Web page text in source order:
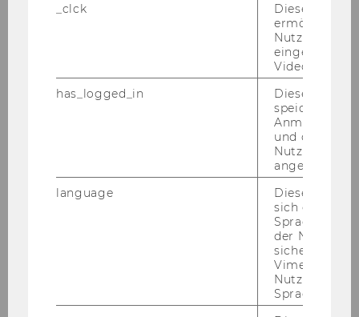
se, the HEC Lau­sanne has a very good re­
pu­ta­ti­on, thus, cour­ses are a bit tough,
but ever­ything well or­ga­ni­zed and a
more per­so­nal at­mo­s­phe­re to the pro­fes­
sors. Ad­di­tio­nal­ly, you can im­pro­ve your
French skills by par­ti­ci­pa­ting at free lan­
guage cour­ses. The ESN of­fers a mas­si­ve
pro­gram of dif­fe­rent ac­ti­vi­ties or trips
every sin­gle week. One high­light was for
sure the weekend trip to Zer­matt (just
think of the logo of To­ble­ro­ne (the Mat­
ter­horn). So, I spent an ama­zing time
there, I would de­fi­ni­te­ly like to go back to
Lau­sanne and also Switz­er­land. To be ho­
nest, ever­ything from the start of the wel­
co­me week made this awe­so­me exchan­
_clck
Dieses Cookie
ermöglicht
Nutzung des
Video Players
has_logged_in
Dieses Cookie
speichert
und ob sich
Nutzer*in
angemeldet
language
Dieses
sich die
der
Vimeo in der
Nutzer
Sprache